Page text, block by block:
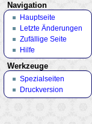
Navigation
Hauptseite
Letzte Änderungen
Zufällige Seite
Hilfe
Werkzeuge
Spezialseiten
Druckversion